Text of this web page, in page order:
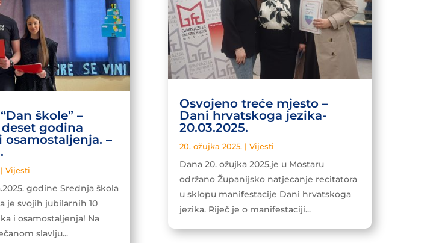
škole” –
godina
osamostaljenja. –
Vijesti
godine Srednja škola
je svojih jubilarnih 10
i osamostaljenja! Na
slavlju...
Osvojeno treće mjesto –
Dani hrvatskoga jezika-
20.03.2025.
20. ožujka 2025.| Vijesti
Dana 20. ožujka 2025.je u Mostaru
održano Županijsko natjecanje recitatora
u sklopu manifestacije Dani hrvatskoga
jezika. Riječ je o manifestaciji...